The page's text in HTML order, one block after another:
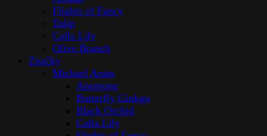
Flights of Fancy
Tulip
Calla Lily
Olive Branch
Značky
Michael Aram
Anemone
Butterfly Ginkgo
Black Orchid
Calla Lily